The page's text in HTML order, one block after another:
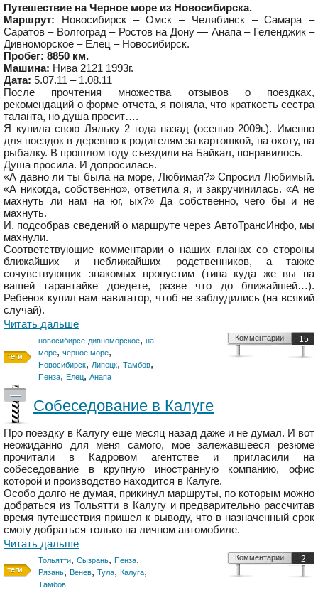
Путешествие на Черное море из Новосибирска.
Маршрут: Новосибирск – Омск – Челябинск – Самара –
Саратов – Волгоград – Ростов на Дону — Анапа – Геленджик –
Дивноморское – Елец – Новосибирск.
Пробег: 8850 км.
Машина: Нива 2121 1993г.
Дата: 5.07.11 – 1.08.11
После прочтения множества отзывов о поездках,
рекомендаций о форме отчета, я поняла, что краткость сестра
таланта, но душа просит….
Я купила свою Ляльку 2 года назад (осенью 2009г.). Именно
для поездок в деревню к родителям за картошкой, на охоту, на
рыбалку. В прошлом году съездили на Байкал, понравилось.
Душа просила. И допросилась.
«А давно ли ты была на море, Любимая?» Спросил Любимый.
«А никогда, собственно», ответила я, и закручинилась. «А не
махнуть ли нам на юг, ых?» Да собственно, чего бы и не
махнуть.
И, подсобрав сведений о маршруте через АвтоТрансИнфо, мы
махнули.
Соответствующие комментарии о наших планах со стороны
ближайших и неближайших родственников, а также
сочувствующих знакомых пропустим (типа куда же вы на
вашей тарантайке доедете, разве что до ближайшей…).
Ребенок купил нам навигатор, чтоб не заблудились (на всякий
случай).
Читать дальше
новосибирсе-дивноморское, на
море, черное море,
Новосибирск, Липецк, Тамбов,
Пенза, Елец, Анапа
15
Комментарии
—
Собеседование в Калуге
Про поездку в Калугу еще месяц назад даже и не думал. И вот
неожиданно для меня самого, мое залежавшееся резюме
прочитали в Кадровом агентстве и пригласили на
собеседование в крупную иностранную компанию, офис
которой и производство находится в Калуге.
Особо долго не думая, прикинул маршруты, по которым можно
добраться из Тольятти в Калугу и предварительно рассчитав
время путешествия пришел к выводу, что в назначенный срок
смогу добраться только на личном автомобиле.
Читать дальше
Тольятти, Сызрань, Пенза,
Рязань, Венев, Тула, Калуга,
Тамбов
2
Комментарии